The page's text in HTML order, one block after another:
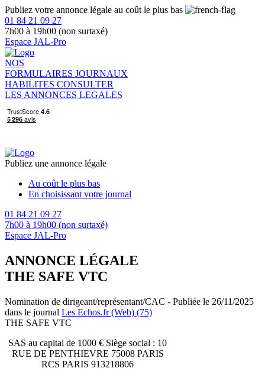
Publiez votre annonce légale au coût le plus bas
01 84 21 09 27
7h00 à 19h00 (non surtaxé)
Espace JAL-Pro
NOS
FORMULAIRES JOURNAUX
HABILITES CONSULTER
LES ANNONCES LEGALES
Publiez une annonce légale
Au coût le plus bas
En choisissant votre journal
01 84 21 09 27
7h00 à 19h00 (non surtaxé)
Espace JAL-Pro
ANNONCE LÉGALE
THE SAFE VTC
Nomination de dirigeant/représentant/CAC - Publiée le 26/11/2025
dans le journal Les Echos.fr (Web) (75)
THE SAFE VTC
SAS au capital de 1000 € Siège social : 10
RUE DE PENTHIEVRE 75008 PARIS
RCS PARIS 913218806